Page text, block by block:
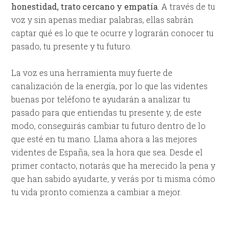
honestidad, trato cercano y empatía . A través de tu
voz y sin apenas mediar palabras, ellas sabrán
captar qué es lo que te ocurre y lograrán conocer tu
pasado, tu presente y tu futuro.
La voz es una herramienta muy fuerte de
canalización de la energía, por lo que las videntes
buenas por teléfono te ayudarán a analizar tu
pasado para que entiendas tu presente y, de este
modo, conseguirás cambiar tu futuro dentro de lo
que esté en tu mano. Llama ahora a las mejores
videntes de España, sea la hora que sea. Desde el
primer contacto, notarás que ha merecido la pena y
que han sabido ayudarte, y verás por ti misma cómo
tu vida pronto comienza a cambiar a mejor.